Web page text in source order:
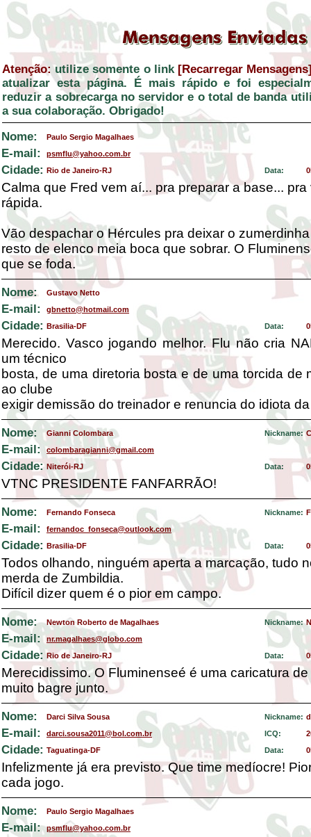
Atenção: utilize somente o link [Recarregar
atualizar esta página. É mais rápido e foi
reduzir a sobrecarga no servidor e o total de banda
a sua colaboração. Obrigado!
Nome:
Paulo Sergio Magalhaes
E-mail: psmflu@yahoo.com.br
Cidade: Rio de Janeiro-RJ Data:
Calma que Fred vem aí... pra preparar a base... pra
rápida.
Vão despachar o Hércules pra deixar o
resto de elenco meia boca que sobrar. O
que se foda.
Nome: Gustavo Netto
E-mail: gbnetto@hotmail.com
Cidade: Brasilia-DF Data:
Merecido. Vasco jogando melhor. Flu não cria
um técnico
bosta, de uma diretoria bosta e de uma torcida de
ao clube
exigir demissão do treinador e renuncia do idiota
Nome: Gianni Colombara Nickname:
E-mail: colombaragianni@gmail.com
Cidade: Niterói-RJ Data:
VTNC PRESIDENTE FANFARRÃO!
Nome: Fernando Fonseca Nickname:
E-mail: fernandoc_fonseca@outlook.com
Cidade: Brasilia-DF Data:
Todos olhando, ninguém aperta a marcação, tudo
merda de Zumbildia.
Difícil dizer quem é o pior em campo.
Nome: Newton Roberto de Magalhaes Nickname:
E-mail: nr.magalhaes@globo.com
Cidade: Rio de Janeiro-RJ Data:
Merecidissimo. O Fluminenseé é uma caricatura de
muito bagre junto.
Nome: Darci Silva Sousa Nickname:
E-mail: darci.sousa2011@bol.com.br ICQ:
Cidade: Taguatinga-DF Data:
Infelizmente já era previsto. Que time medíocre!
cada jogo.
Nome: Paulo Sergio Magalhaes
E-mail: psmflu@yahoo.com.br